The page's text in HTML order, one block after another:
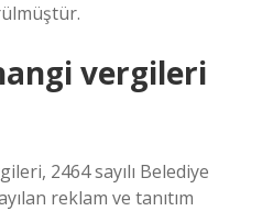
vergileri
2464 sayılı Belediye
reklam ve tanıtım